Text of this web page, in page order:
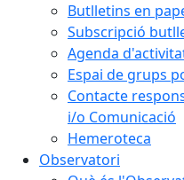
Butlletins en
Subscripció
Agenda
Espai de grups
Contacte
i/o Comunicació
Hemeroteca
Observatori